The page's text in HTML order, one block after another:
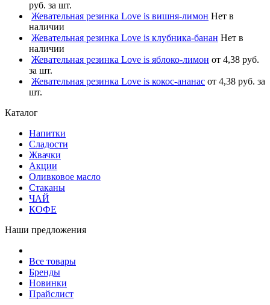
руб. за шт.
Жевательная резинка Love is вишня-лимон Нет в
наличии
Жевательная резинка Love is клубника-банан Нет в
наличии
Жевательная резинка Love is яблоко-лимон от 4,38 руб.
за шт.
Жевательная резинка Love is кокос-ананас от 4,38 руб. за
шт.
Каталог
Напитки
Сладости
Жвачки
Акции
Оливковое масло
Стаканы
ЧАЙ
КОФЕ
Наши предложения
Все товары
Бренды
Новинки
Прайслист